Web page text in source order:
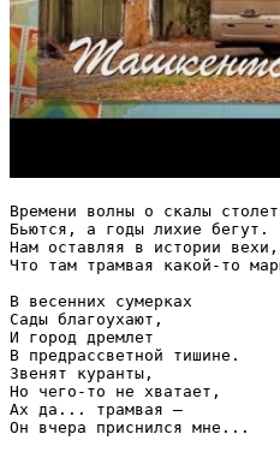
Времени волны о скалы
Бьются, а годы лихие бегут.
Нам оставляя в истории вехи,
Что там трамвая какой-то
В весенних сумерках
Сады благоухают,
И город дремлет
В предрассветной тишине.
Звенят куранты,
Но чего-то не хватает,
Ах да... трамвая —
Он вчера приснился мне...